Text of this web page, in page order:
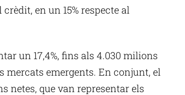
en un 15% respecte al
un 17,4%, fins als 4.030 milions
mercats emergents. En conjunt, el
netes, que van representar els